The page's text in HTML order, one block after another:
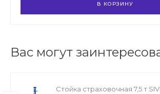
В КОРЗИНУ
Вас могут
Стойка страховочная 7,5 т